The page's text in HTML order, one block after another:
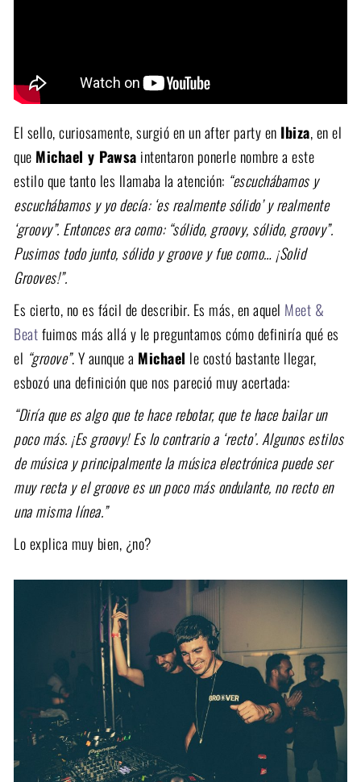
El sello, curiosamente, surgió en un after party en Ibiza, en el
que Michael y Pawsa intentaron ponerle nombre a este
estilo que tanto les llamaba la atención: “escuchábamos y
escuchábamos y yo decía: ‘es realmente sólido’ y realmente
‘groovy”. Entonces era como: “sólido, groovy, sólido, groovy”.
Pusimos todo junto, sólido y groove y fue como… ¡Solid
Grooves!”.
Es cierto, no es fácil de describir. Es más, en aquel Meet &
Beatfuimos más allá y le preguntamos cómo definiría qué es
el “groove”. Y aunque a Michael le costó bastante llegar,
esbozó una definición que nos pareció muy acertada:
“Diría que es algo que te hace rebotar, que te hace bailar un
poco más. ¡Es groovy! Es lo contrario a ‘recto’. Algunos estilos
de música y principalmente la música electrónica puede ser
muy recta y el groove es un poco más ondulante, no recto en
una misma línea.”
Lo explica muy bien, ¿no?